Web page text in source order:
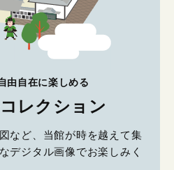
由自在に楽しめる
レクション
など、当館が時を越えて集
デジタル画像でお楽しみく